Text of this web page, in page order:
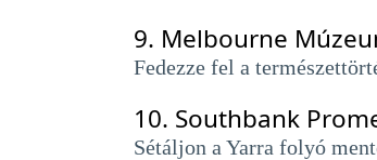
9. Melbourne
Fedezze fel a
10. Southbank
Sétáljon a Yarra folyó